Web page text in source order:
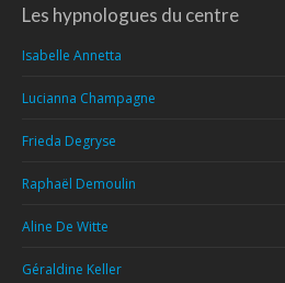
Les hypnologues du centre
Isabelle Annetta
Lucianna Champagne
Frieda Degryse
Raphaël Demoulin
Aline De Witte
Géraldine Keller